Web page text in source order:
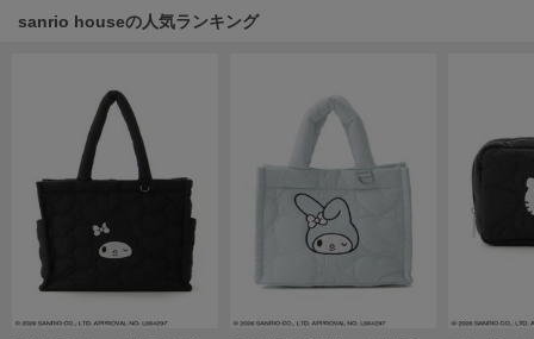
スニーカーズ バイ エミ
スナイデル
SNIDEL HOME
スナイデル ホーム
SOFER
ソフェル
sanrio houseの人気ランキング